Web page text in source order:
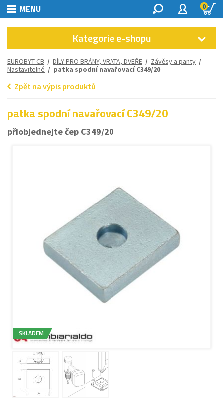
MENU 0
Kategorie e-shopu
EUROBYT-CB / DÍLY PRO BRÁNY, VRATA, DVEŘE / Závěsy a panty /
Nastavitelné / patka spodní navařovací C349/20
Zpět na výpis produktů
patka spodní navařovací C349/20
přiobjednejte čep C349/20
SKLADEM